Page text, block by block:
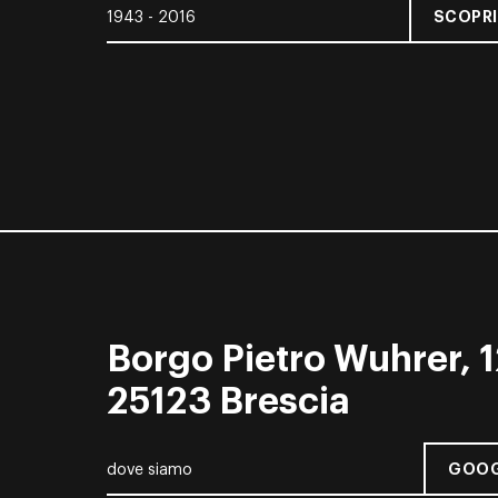
1943 - 2016
Borgo Pietro Wuhrer,
25123 Brescia
dove siamo